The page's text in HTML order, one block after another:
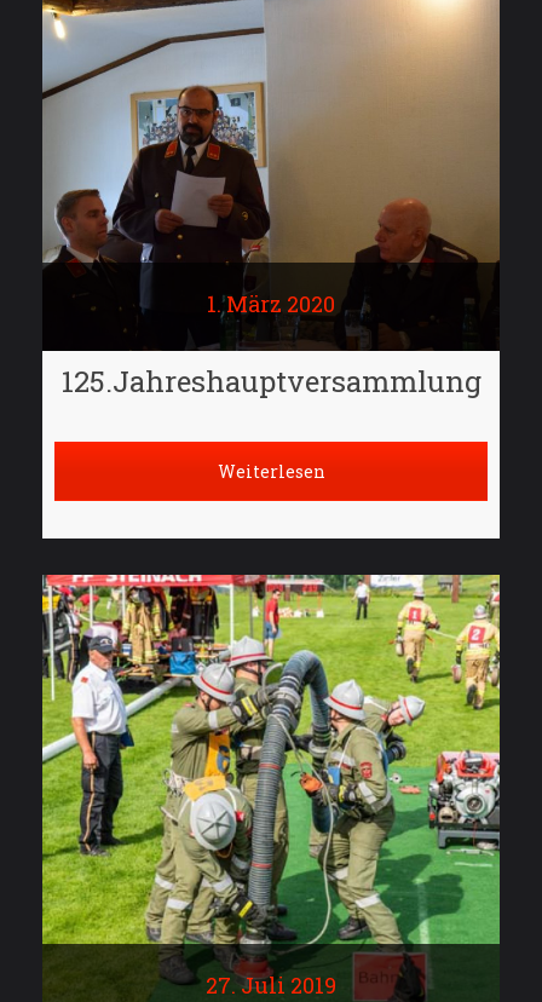
1. März 2020
125.Jahreshauptversammlung
Weiterlesen
27. Juli 2019